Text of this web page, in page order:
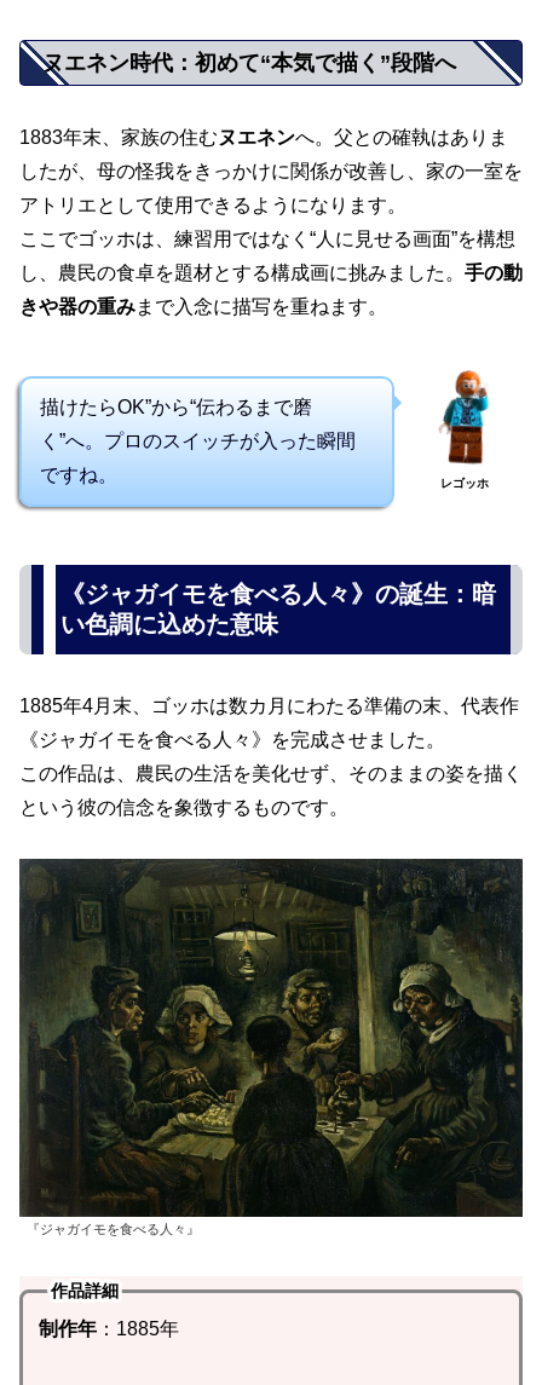
ヌエネン時代：初めて“本気で描く”段階へ
1883年末、家族の住む ヌエネンへ。父との確執はありま
したが、母の怪我をきっかけに関係が改善し、家の一室を
アトリエとして使用できるようになります。
ここでゴッホは、練習用ではなく“人に見せる画面”を構想
し、農民の食卓を題材とする構成画に挑みました。 手の動
きや器の重みまで入念に描写を重ねます。
描けたらOK”から“伝わるまで磨
く”へ。プロのスイッチが入った瞬間
ですね。
レゴッホ
《ジャガイモを食べる人々》の誕生：暗
い色調に込めた意味
1885年4月末、ゴッホは数カ月にわたる準備の末、代表作
《ジャガイモを食べる人々》を完成させました。
この作品は、農民の生活を美化せず、そのままの姿を描く
という彼の信念を象徴するものです。
『ジャガイモを食べる人々』
作品詳細
制作年：1885年